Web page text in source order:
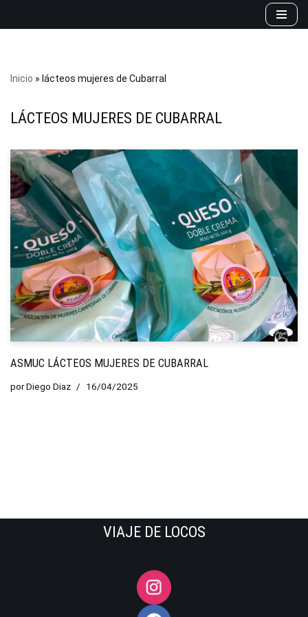
Inicio » lácteos mujeres de Cubarral
LÁCTEOS MUJERES DE CUBARRAL
ASMUC LÁCTEOS MUJERES DE CUBARRAL
porDiego Diaz 16/04/2025
VIAJE DE LOCOS